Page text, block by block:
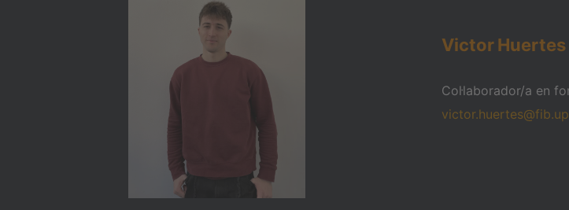
VictorHuertes
Col·laborador/a en